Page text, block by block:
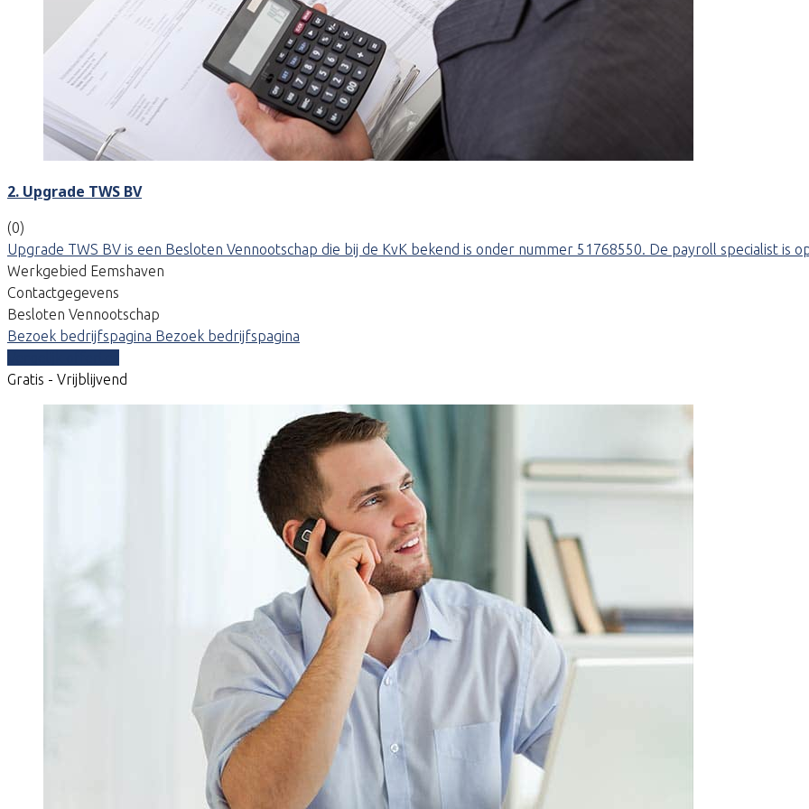
2. Upgrade TWS BV
(0)
Upgrade TWS BV is een Besloten Vennootschap die bij de KvK bekend is onder nummer 51768550. De payroll specialist is
Werkgebied Eemshaven
Contactgegevens
Besloten Vennootschap
Bezoek bedrijfspagina Bezoek bedrijfspagina
Gratis - Vrijblijvend